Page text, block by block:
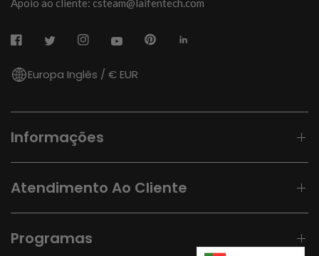
Apoio ao cliente: csteam@laifentech.com
Europa Inglês / € EUR
Informações
Atendimento Ao Cliente
Programas